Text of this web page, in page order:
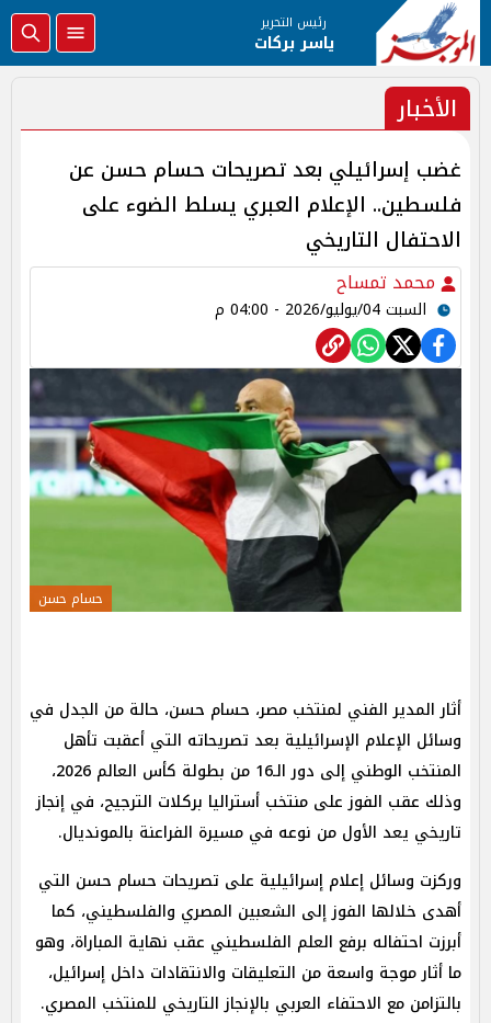
رئيس التحرير
ياسر بركات
الأخبار
غضب إسرائيلي بعد تصريحات حسام حسن عن
فلسطين.. الإعلام العبري يسلط الضوء على
الاحتفال التاريخي
محمد تمساح
السبت 04/يوليو/2026 - 04:00 م
حسام حسن
أثار المدير الفني لمنتخب مصر، حسام حسن، حالة من الجدل في
وسائل الإعلام الإسرائيلية بعد تصريحاته التي أعقبت تأهل
المنتخب الوطني إلى دور الـ16 من بطولة كأس العالم 2026،
وذلك عقب الفوز على منتخب أستراليا بركلات الترجيح، في إنجاز
تاريخي يعد الأول من نوعه في مسيرة الفراعنة بالمونديال.
وركزت وسائل إعلام إسرائيلية على تصريحات حسام حسن التي
أهدى خلالها الفوز إلى الشعبين المصري والفلسطيني، كما
أبرزت احتفاله برفع العلم الفلسطيني عقب نهاية المباراة، وهو
ما أثار موجة واسعة من التعليقات والانتقادات داخل إسرائيل،
بالتزامن مع الاحتفاء العربي بالإنجاز التاريخي للمنتخب المصري.